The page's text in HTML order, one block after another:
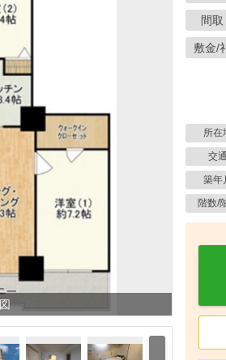
間取
敷金/
所在
交通
築年
階数/